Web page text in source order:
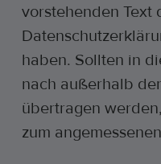
vorstehenden Text
haben. Sollten in
nach außerhalb
übertragen
zum